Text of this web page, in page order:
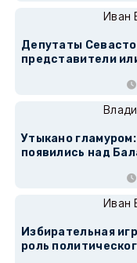
Иван
Депутаты
представители
Утыкано
появились над
Иван
Избирательная
роль